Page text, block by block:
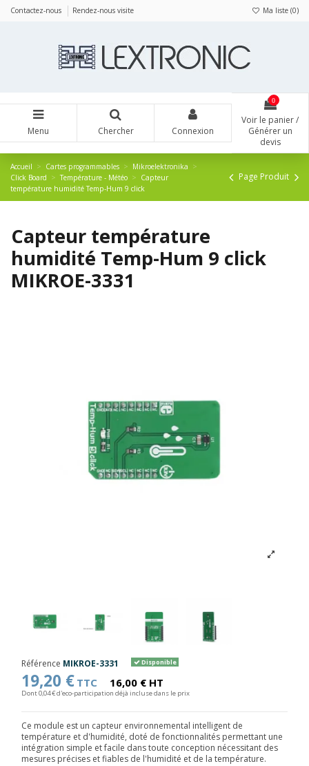
Contactez-nous Rendez-nous visite Ma liste (0)
Menu Chercher Connexion
0
Voir le panier /
Générer un
devis
Accueil Cartes programmables
Mikroelektronika
Click Board
Température - Météo
Capteur
température humidité Temp-Hum 9 click
Page Produit
Capteur température
humidité Temp-Hum 9 click
MIKROE-3331
Référence MIKROE-3331 Disponible
19,20 € TTC 16,00 € HT
Dont 0,04 € d'eco-participation déjà incluse dans le prix
Ce module est un capteur environnemental intelligent de
température et d'humidité, doté de fonctionnalités permettant une
intégration simple et facile dans toute conception nécessitant des
mesures précises et fiables de l'humidité et de la température.
Panneau de gestion des cookies